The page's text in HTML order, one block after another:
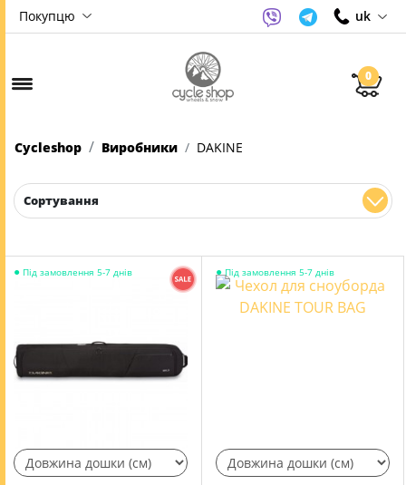
Покупцю uk
0
Cycleshop Виробники DAKINE
Сортування
● Під замовлення 5-7 днів ● Під замовлення 5-7 днів